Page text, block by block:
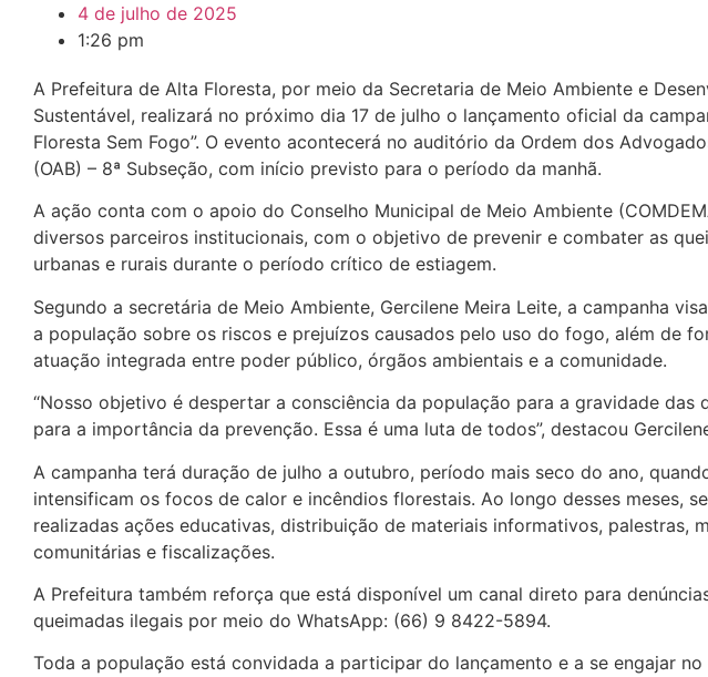
4 de julho de 2025
1:26 pm
A Prefeitura de Alta Floresta, por meio da Secretaria de Meio Ambiente e
Sustentável, realizará no próximo dia 17 de julho o lançamento oficial da
Floresta Sem Fogo”. O evento acontecerá no auditório da Ordem dos
(OAB) – 8ª Subseção, com início previsto para o período da manhã.
A ação conta com o apoio do Conselho Municipal de Meio Ambiente
diversos parceiros institucionais, com o objetivo de prevenir e combater as
urbanas e rurais durante o período crítico de estiagem.
Segundo a secretária de Meio Ambiente, Gercilene Meira Leite, a campanha
a população sobre os riscos e prejuízos causados pelo uso do fogo, além de
atuação integrada entre poder público, órgãos ambientais e a comunidade.
“Nosso objetivo é despertar a consciência da população para a gravidade das
para a importância da prevenção. Essa é uma luta de todos”, destacou
A campanha terá duração de julho a outubro, período mais seco do ano,
intensificam os focos de calor e incêndios florestais. Ao longo desses meses,
realizadas ações educativas, distribuição de materiais informativos, palestras,
comunitárias e fiscalizações.
A Prefeitura também reforça que está disponível um canal direto para
queimadas ilegais por meio do WhatsApp: (66) 9 8422-5894.
Toda a população está convidada a participar do lançamento e a se engajar